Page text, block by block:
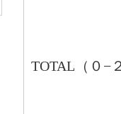
TOTAL（０−